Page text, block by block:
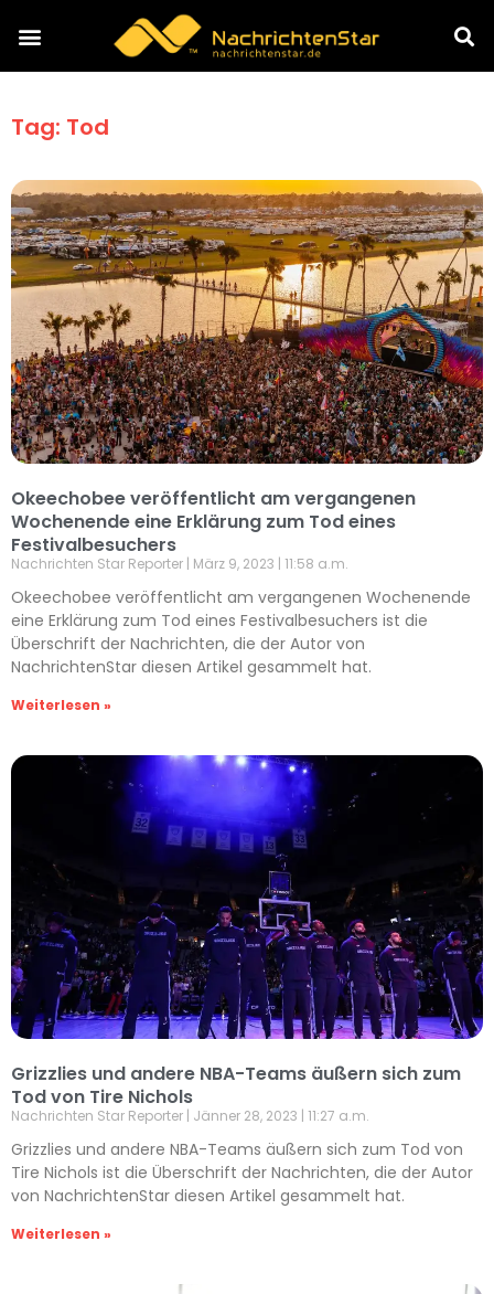
Tag: Tod
Okeechobee veröffentlicht am vergangenen
Wochenende eine Erklärung zum Tod eines
Festivalbesuchers
Nachrichten Star Reporter März 9, 2023 11:58 a.m.
Okeechobee veröffentlicht am vergangenen Wochenende
eine Erklärung zum Tod eines Festivalbesuchers ist die
Überschrift der Nachrichten, die der Autor von
NachrichtenStar diesen Artikel gesammelt hat.
Weiterlesen »
Grizzlies und andere NBA-Teams äußern sich zum
Tod von Tire Nichols
Nachrichten Star Reporter Jänner 28, 2023 11:27 a.m.
Grizzlies und andere NBA-Teams äußern sich zum Tod von
Tire Nichols ist die Überschrift der Nachrichten, die der Autor
von NachrichtenStar diesen Artikel gesammelt hat.
Weiterlesen »